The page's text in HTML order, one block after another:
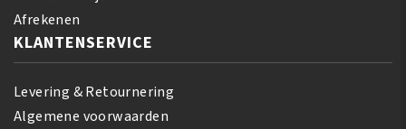
Afrekenen
KLANTENSERVICE
Levering & Retournering
Algemene voorwaarden